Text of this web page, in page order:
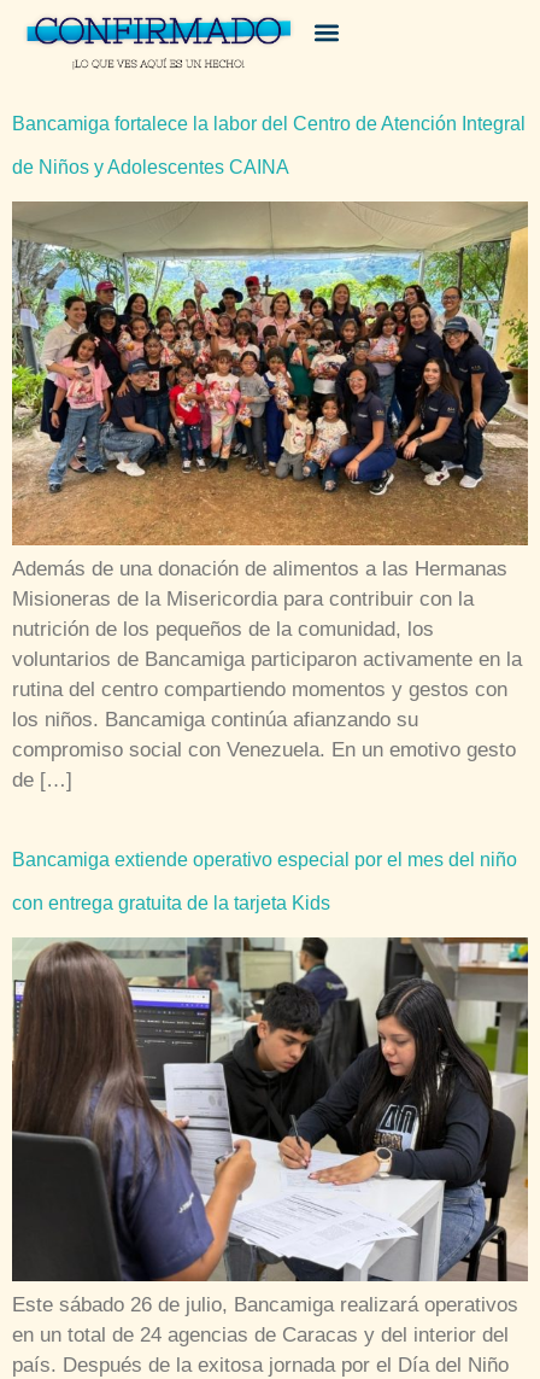
Bancamiga fortalece la labor del Centro de Atención Integral
de Niños y Adolescentes CAINA
Además de una donación de alimentos a las Hermanas
Misioneras de la Misericordia para contribuir con la
nutrición de los pequeños de la comunidad, los
voluntarios de Bancamiga participaron activamente en la
rutina del centro compartiendo momentos y gestos con
los niños. Bancamiga continúa afianzando su
compromiso social con Venezuela. En un emotivo gesto
de […]
Bancamiga extiende operativo especial por el mes del niño
con entrega gratuita de la tarjeta Kids
Este sábado 26 de julio, Bancamiga realizará operativos
en un total de 24 agencias de Caracas y del interior del
país. Después de la exitosa jornada por el Día del Niño